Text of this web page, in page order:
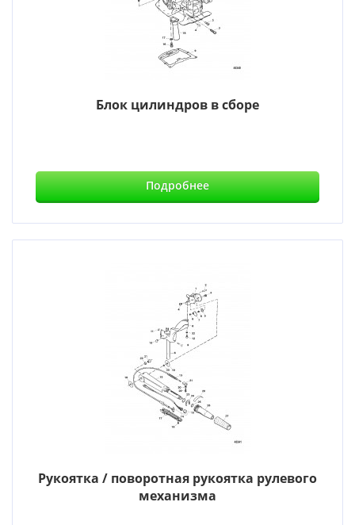
Блок цилиндров в сборе
Подробнее
Рукоятка / поворотная рукоятка рулевого
механизма